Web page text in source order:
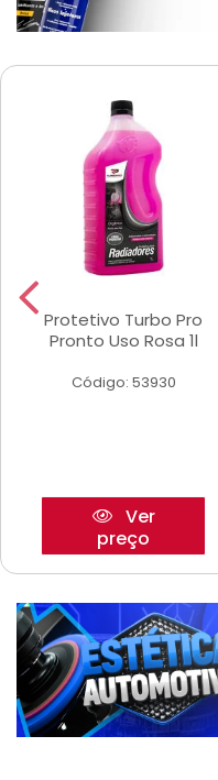
Protetivo Turbo Pro
Pronto Uso Rosa 1l
Código: 53930
Ver
preço